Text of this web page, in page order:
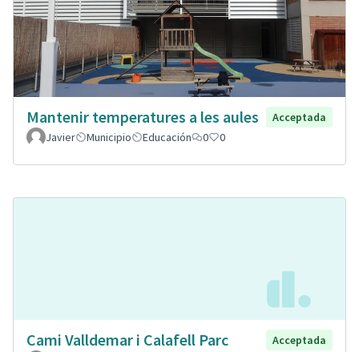
Mantenir temperatures a les aules
Acceptada
Javier
Municipio Educación 0 0
Cami Valldemar i Calafell Parc
Acceptada